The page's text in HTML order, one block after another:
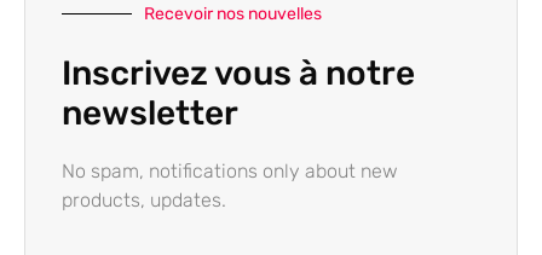
Recevoir nos nouvelles
Inscrivez vous à notre
newsletter
No spam, notifications only about new
products, updates.